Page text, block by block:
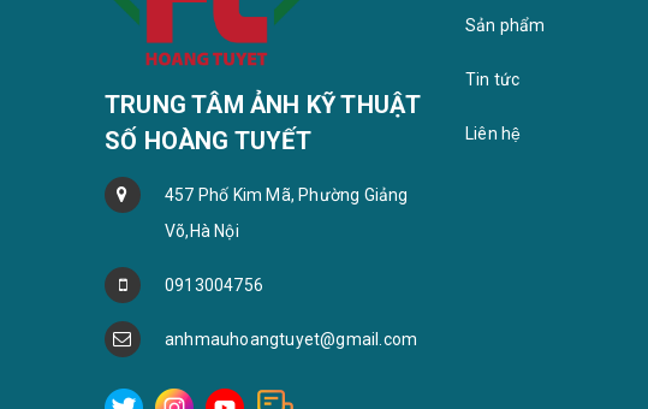
TRUNG TÂM ẢNH KỸ THUẬT
SỐ HOÀNG TUYẾT
457 Phố Kim Mã, Phường Giảng
Võ,Hà Nội
0913004756
anhmauhoangtuyet@gmail.com
Sản phẩm
Tin tức
Liên hệ